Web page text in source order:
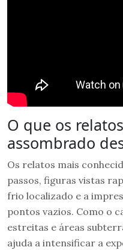
O que os
assombrado
Os relatos mais
passos, figuras vistas
frio localizado e a
pontos vazios. Como o
estreitas e áreas
ajuda a intensificar a